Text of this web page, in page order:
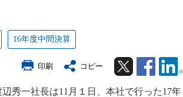
16年度中間決算
印刷 コピー Twitter Facebook
秀一社長は11月１日、本社で行った17年